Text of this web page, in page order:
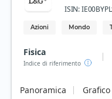
ISIN:
Azioni Mondo
Fisica
Indice di riferimento
Panoramica Grafico